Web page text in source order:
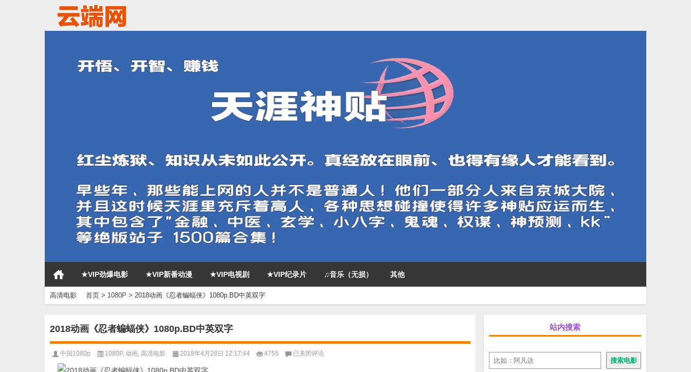
★VIP劲爆电影 ★VIP新番动漫 ★VIP电视剧 ★VIP纪录片 ♫音乐（无损） 其他
高清电影 首页 > 1080P > 2018动画《忍者蝙蝠侠》1080p.BD中英双字
站内搜索
搜
索
搜索电影
2018动画《忍者蝙蝠侠》1080p.BD中英双字
中国1080p 1080P, 动画, 高清电影 2018年4月28日 12:17:44 4755
2018
已关闭评论